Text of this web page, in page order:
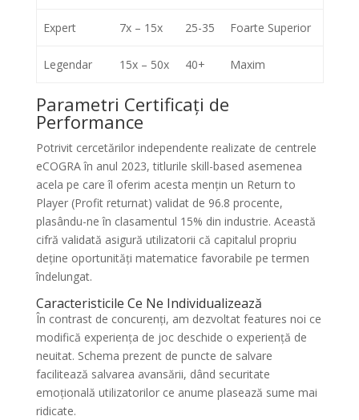
Expert 7x – 15x 25-35 Foarte Superior
Legendar 15x – 50x 40+ Maxim
Parametri Certificați de
Performance
Potrivit cercetărilor independente realizate de centrele
eCOGRA în anul 2023, titlurile skill-based asemenea
acela pe care îl oferim acesta mențin un Return to
Player (Profit returnat) validat de 96.8 procente,
plasându-ne în clasamentul 15% din industrie. Această
cifră validată asigură utilizatorii că capitalul propriu
deține oportunități matematice favorabile pe termen
îndelungat.
Caracteristicile Ce Ne Individualizează
În contrast de concurenți, am dezvoltat features noi ce
modifică experiența de joc deschide o experiență de
neuitat. Schema prezent de puncte de salvare
facilitează salvarea avansării, dând securitate
emoțională utilizatorilor ce anume plasează sume mai
ridicate.